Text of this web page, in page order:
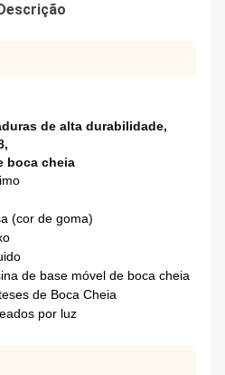
Descrição
de alta durabilidade,
,
boca cheia
(cor de goma)
de base móvel de boca cheia
de Boca Cheia
por luz